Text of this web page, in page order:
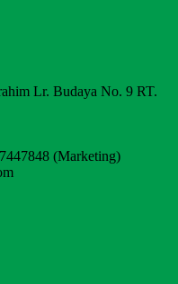
Lr. Budaya No. 9 RT.
(Marketing)